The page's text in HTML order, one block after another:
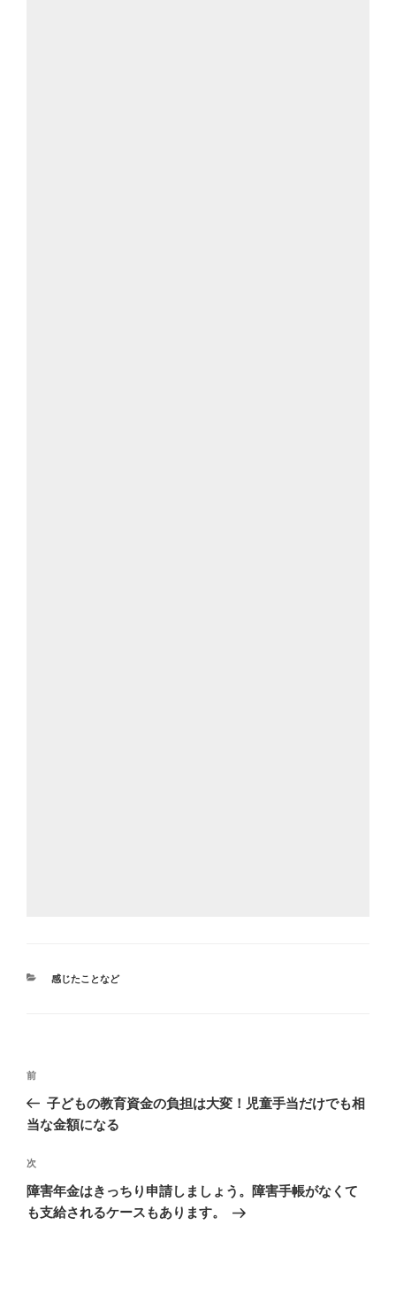
カ
感じたことなど
投
ナ
ゲ
ー
シ
前
の
投
前
子どもの教育資金の負担は大変！児童手当だけでも相
当な金額になる
次
の
投
次
障害年金はきっちり申請しましょう。障害手帳がなくて
も支給されるケースもあります。